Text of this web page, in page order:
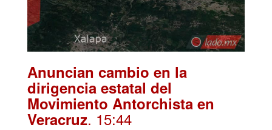
Anuncian cambio en la
dirigencia estatal del
Movimiento Antorchista en
Veracruz. 15:44